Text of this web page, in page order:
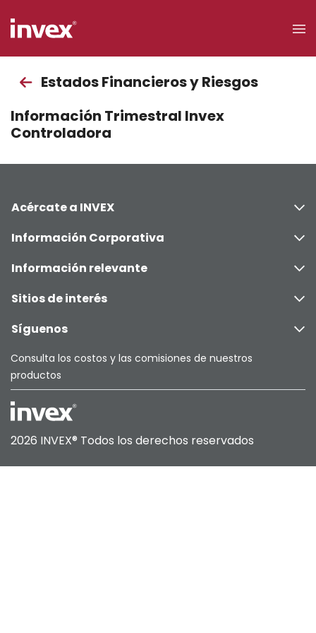
Acceso a
clientes
Buscar
Personas
Empresas
Nosotros
Estados Financieros y Riesgos
Información Trimestral Invex
Controladora
Acércate a INVEX
Información Corporativa
Información relevante
Sitios de interés
Síguenos
Consulta los costos y las comisiones de nuestros
productos
2026 INVEX® Todos los derechos reservados